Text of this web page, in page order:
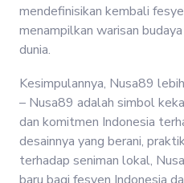
mendefinisikan kembali
menampilkan warisan
dunia.
Kesimpulannya, Nusa89
– Nusa89 adalah simbol
dan komitmen Indonesia
desainnya yang berani,
terhadap seniman lokal,